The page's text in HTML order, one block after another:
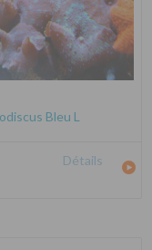
Bleu L
Détails